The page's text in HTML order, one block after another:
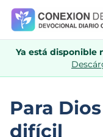
Ya está disponible
Para
difícil